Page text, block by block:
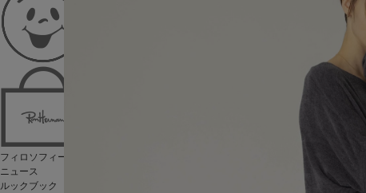
フィロソフィー
ニュース
ルックブック